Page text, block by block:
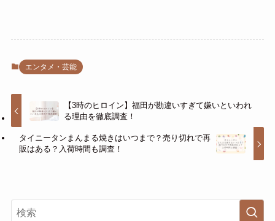
エンタメ・芸能
【3時のヒロイン】福田が勘違いすぎて嫌いといわれ
る理由を徹底調査！
タイニータンまんまる焼きはいつまで？売り切れで再
販はある？入荷時間も調査！